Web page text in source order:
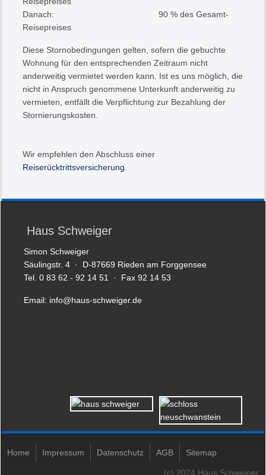
Danach: 90 % des Gesamt-
Reisepreises
Diese Stornobedingungen gelten, sofern die gebuchte
Wohnung für den entsprechenden Zeitraum nicht
anderweitig vermietet werden kann. Ist es uns möglich, die
nicht in Anspruch genommene Unterkunft anderweitig zu
vermieten, entfällt die Verpflichtung zur Bezahlung der
Stornierungskosten.
Wir empfehlen den Abschluss einer
Reiserücktrittsversicherung
Haus Schweiger
Simon Schweiger
Säulingstr. 4 · D-87669 Rieden am Forggensee
Tel. 0 83 62 - 92 14 51 · Fax 92 14 53
Email: info@haus-schweiger.de
Home Impressum Datenschutz AGB Sitemap
(c) 2024 Haus Schweiger